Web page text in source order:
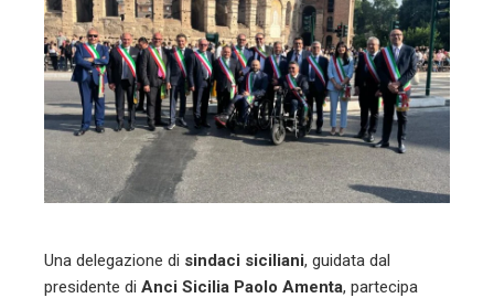
Una delegazione di sindaci siciliani, guidata dal
presidente di Anci Sicilia Paolo Amenta, partecipa